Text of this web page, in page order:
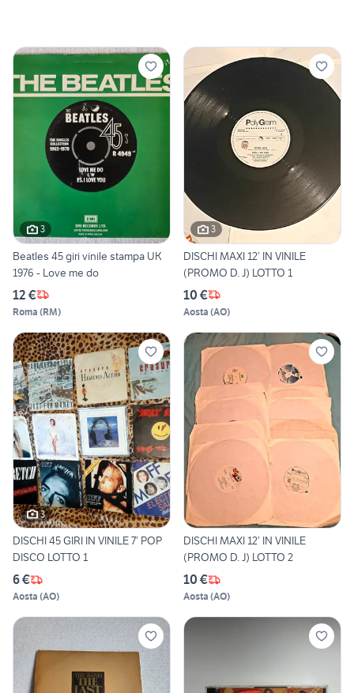
3
Beatles 45 giri vinile stampa UK
1976 - Love me do
12 €
Roma (RM)
3
DISCHI MAXI 12’ IN VINILE
(PROMO D. J) LOTTO 1
10 €
Aosta (AO)
3
DISCHI 45 GIRI IN VINILE 7’ POP
DISCO LOTTO 1
6 €
Aosta (AO)
DISCHI MAXI 12’ IN VINILE
(PROMO D. J) LOTTO 2
10 €
Aosta (AO)